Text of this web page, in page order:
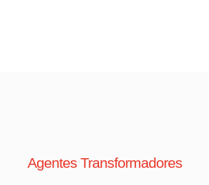
Agentes Transformadores